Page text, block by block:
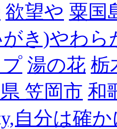
欲望や 粟国
き)やわ
湯の花 栃
笠岡市 和
自分は確